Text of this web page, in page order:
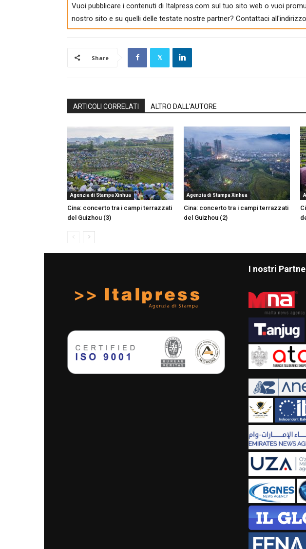
Vuoi pubblicare i contenuti di Italpress.com sul tuo sito web o vuoi
nostro sito e su quelli delle testate nostre partner? Contattaci all'indirizzo
Share
ARTICOLI CORRELATI ALTRO DALL'AUTORE
Agenzia di Stampa Xinhua
Cina: concerto tra i campi terrazzati
del Guizhou (3)
Agenzia di Stampa Xinhua
Cina: concerto tra i campi terrazzati
del Guizhou (2)
I nostri